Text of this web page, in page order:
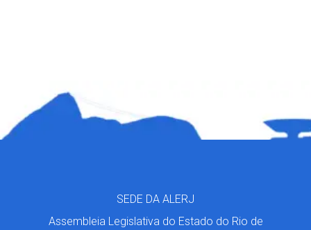
SEDE DA ALERJ
Assembleia Legislativa do Estado do Rio de